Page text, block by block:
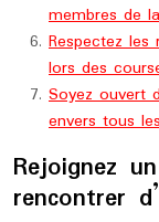
membres de
Respectez
lors des
Soyez ouvert
envers tous
Rejoignez
rencontrer